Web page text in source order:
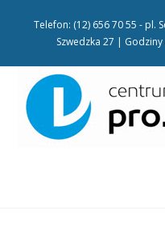
Telefon: (12) 656 70 55 - pl.
Szwedzka 27 |